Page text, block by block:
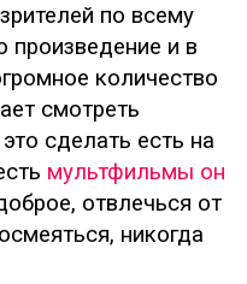
по всему
произведение и в
количество
смотреть
сделать есть на
мультфильмы он
отвлечься от
никогда